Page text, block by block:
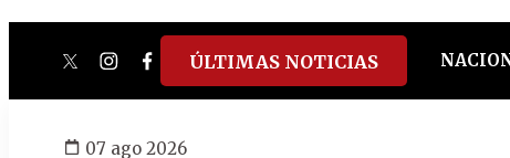
twitterinstagram
facebook
tiktokyoutube
spotify
ÚLTIMAS NOTICIAS
07 ago 2026